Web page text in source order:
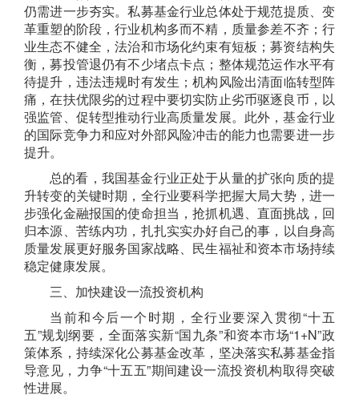
仍需进一步夯实。私募基金行业总体处于规范提质、变
革重塑的阶段 ，行业机构多而不精 ， 质量参差不齐 ；行
业生态不健全，法治和市场化约束有短板；募资结构失
衡，募投管退仍有不少堵点卡点； 整体规范运作水平有
待提升 ， 违法违规时有发生；机构风险出清面临转型阵
痛，在扶优限劣的过程中要切实防止劣币驱逐良币，以
强监管、促转型推动行业高质量发展。此外，基金行业
的国际竞争力和应对外部风险冲击的能力也需要进一步
提升。
总的看，我国基金行业正处于从量的扩张向质的提
升转变的关键时期， 全行业要科学把握大局大势，进一
步强化金融报国的使命担当，抢抓机遇、直面挑战，回
归本源、苦练内功，扎扎实实办好自己的事 ， 以自身高
质量发展更好服务国家战略、民生福祉和资本市场持续
稳定健康发展。
三、 加快建设一流投资机构
当前和今后一个时期，全行业要深入贯彻“十五
五”规划纲要，全面落实新“国九条”和资本市场“1+N”政
策体系，持续深化公募基金改革，坚决落实私募基金指
导意见， 力争“十五五”期间建设一流投资机构取得突破
性进展。